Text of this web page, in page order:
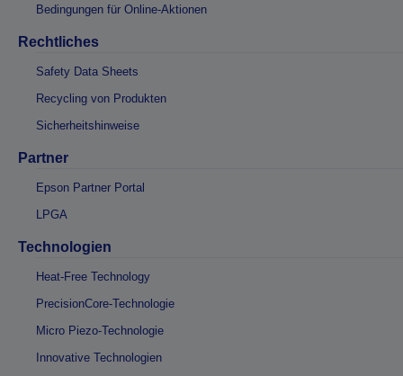
Bedingungen für Online-Aktionen
Rechtliches
Safety Data Sheets
Recycling von Produkten
Sicherheitshinweise
Partner
Epson Partner Portal
LPGA
Technologien
Heat-Free Technology
PrecisionCore-Technologie
Micro Piezo-Technologie
Innovative Technologien